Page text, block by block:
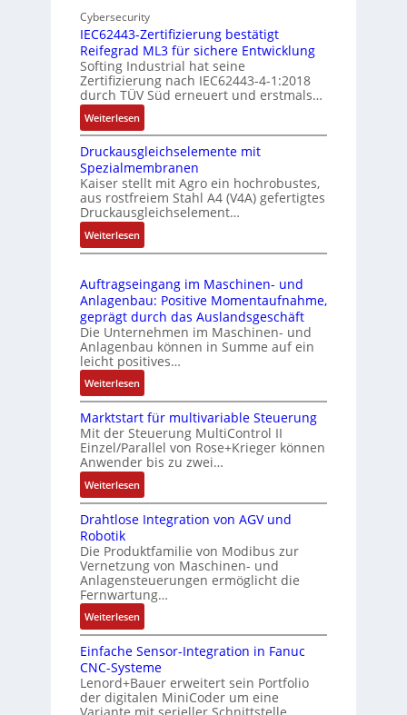
g
e
d
u
t
r
i
e
-
P
C
l
ä
s
s
s
c
h
f
l
e
x
i
b
e
l
f
ü
r
i
e
A
n
w
e
n
d
u
n
b
i
f
u
n
k
m
o
d
u
l
e
b
r
i
n
e
n
4
G
u
n
d
5
G
a
u
f
e
n
R
a
s
p
b
e
r
r
Cybersecurity
IEC62443-Zertifizierung bestätigt
Reifegrad ML3 für sichere Entwicklung
Softing Industrial hat seine
Zertifizierung nach IEC62443-4-1:2018
durch TÜV Süd erneuert und erstmals…
Weiterlesen:
I
E
C
6
2
4
4
3
Z
e
r
t
i
i
e
r
n
g
e
s
t
ä
t
i
g
t
R
e
Druckausgleichselemente mit
Spezialmembranen
Kaiser stellt mit Agro ein hochrobustes,
aus rostfreiem Stahl A4 (V4A) gefertigtes
Druckausgleichselement…
Weiterlesen:
D
u
c
k
a
u
s
g
l
e
i
c
h
s
e
m
e
n
t
e
m
i
t
S
Auftragseingang im Maschinen- und
Anlagenbau: Positive Momentaufnahme,
geprägt durch das Auslandsgeschäft
Die Unternehmen im Maschinen- und
Anlagenbau können in Summe auf ein
leicht positives…
Weiterlesen:
A
u
f
t
r
a
g
s
i
n
g
a
n
i
m
M
a
Marktstart für multivariable Steuerung
Mit der Steuerung MultiControl II
Einzel/Parallel von Rose+Krieger können
Anwender bis zu zwei…
Weiterlesen:
M
a
k
t
s
t
a
r
t
f
ü
r
Drahtlose Integration von AGV und
Robotik
Die Produktfamilie von Modibus zur
Vernetzung von Maschinen- und
Anlagensteuerungen ermöglicht die
Fernwartung…
Weiterlesen:
D
r
a
h
t
Einfache Sensor-Integration in Fanuc
CNC-Systeme
Lenord+Bauer erweitert sein Portfolio
der digitalen MiniCoder um eine